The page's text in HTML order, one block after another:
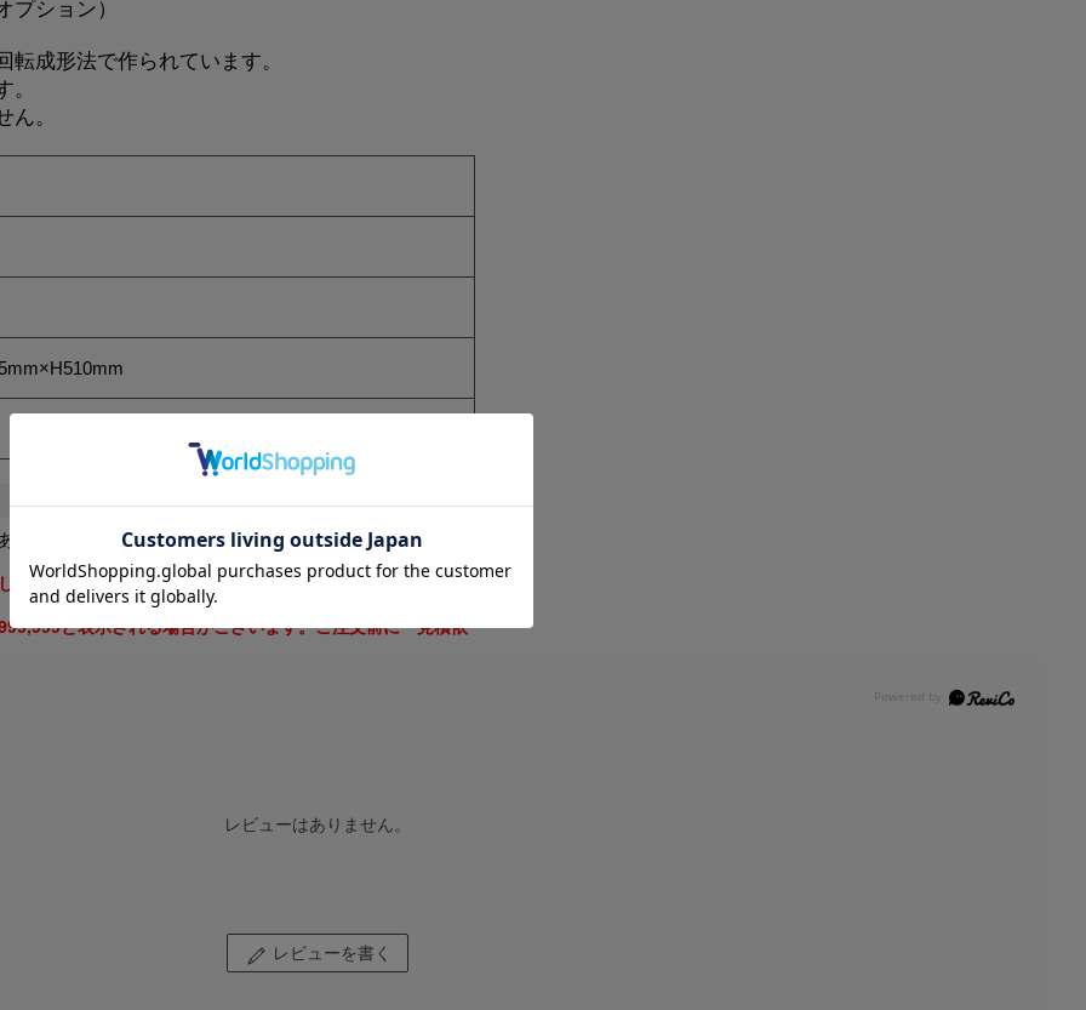
ション）
成形法で作られています。
。
りますので、参考寸法にしてください。
す。法人名または屋号をお持ちの場合はご入力漏れのない
と表示される場合がございます。ご注文前に「見積依
レビューはありません。
レビューを書く